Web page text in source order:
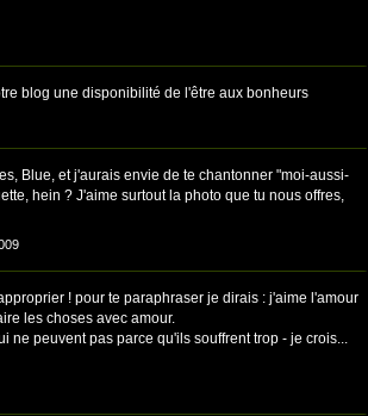
blog une disponibilité de l'être aux bonheurs
Blue, et j'aurais envie de te chantonner "moi-aussi-
hein ? J'aime surtout la photo que tu nous offres,
! pour te paraphraser je dirais : j'aime l'amour
les choses avec amour.
ne peuvent pas parce qu'ils souffrent trop - je crois...